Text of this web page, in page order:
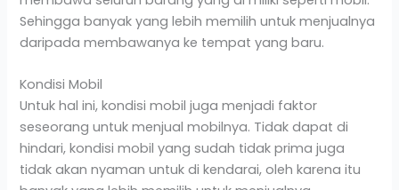
Sehingga banyak yang lebih memilih untuk menjualnya
daripada membawanya ke tempat yang baru.
Kondisi Mobil
Untuk hal ini, kondisi mobil juga menjadi faktor
seseorang untuk menjual mobilnya. Tidak dapat di
hindari, kondisi mobil yang sudah tidak prima juga
tidak akan nyaman untuk di kendarai, oleh karena itu